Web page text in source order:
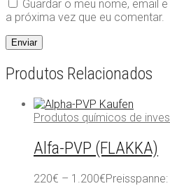
Guardar o meu nome, email
a próxima vez que eu comentar.
Produtos Relacionados
Produtos químicos de
Alfa-PVP (FLAKKA)
220€ – 1.200€